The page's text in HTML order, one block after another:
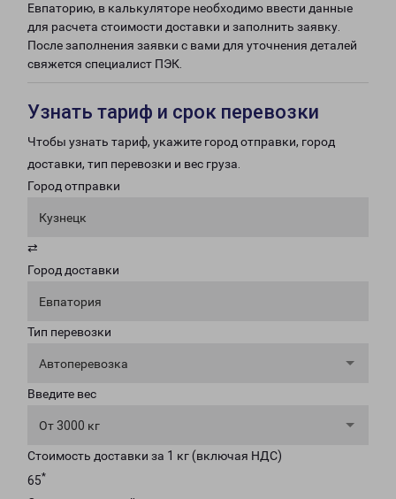
Евпаторию, в калькуляторе необходимо ввести данные
для расчета стоимости доставки и заполнить заявку.
После заполнения заявки с вами для уточнения деталей
свяжется специалист ПЭК.
Узнать тариф и срок перевозки
Чтобы узнать тариф, укажите город отправки, город
доставки, тип перевозки и вес груза.
Город отправки
Кузнецк
⇄
Город доставки
Евпатория
Тип перевозки
Автоперевозка
Введите вес
От 3000 кг
Стоимость доставки за 1 кг (включая НДС)
65*